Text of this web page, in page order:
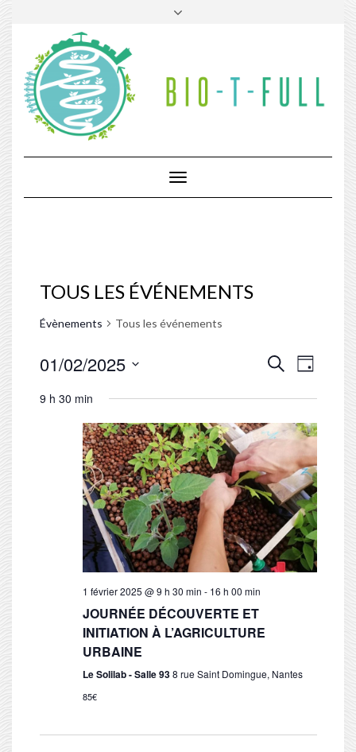
Toggle
Navigation
TOUS LES ÉVÉNEMENTS
Évènements Tous les événements
ET
VUES
Recherche
DE
Jour
01/02/2025
une
9 h 30 min
1 février 2025 @ 9 h 30 min - 16 h 00 min
JOURNÉE DÉCOUVERTE ET
INITIATION À L’AGRICULTURE
URBAINE
Le Solilab - Salle 938 rue Saint Domingue, Nantes
85€